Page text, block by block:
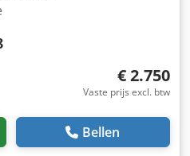
€ 2.750
Vaste prijs excl. btw
Bellen